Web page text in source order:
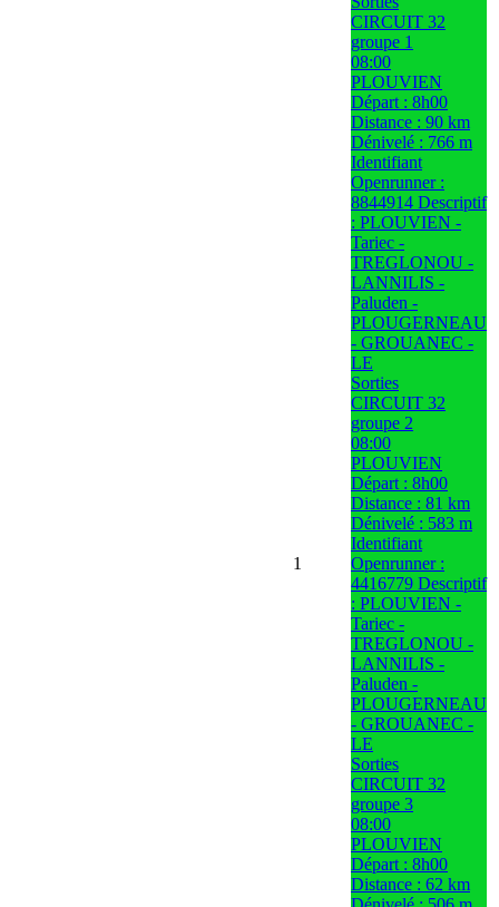
1
CIRCUIT 32
groupe 1
08:00
PLOUVIEN
Départ : 8h00
Distance : 90 km
Dénivelé : 766 m
Identifiant
Openrunner :
8844914 Descriptif
: PLOUVIEN -
Tariec -
TREGLONOU -
LANNILIS -
Paluden -
PLOUGERNEAU
- GROUANEC -
LE
Sorties
CIRCUIT 32
groupe 2
08:00
PLOUVIEN
Départ : 8h00
Distance : 81 km
Dénivelé : 583 m
Identifiant
Openrunner :
4416779 Descriptif
: PLOUVIEN -
Tariec -
TREGLONOU -
LANNILIS -
Paluden -
PLOUGERNEAU
- GROUANEC -
LE
Sorties
CIRCUIT 32
groupe 3
08:00
PLOUVIEN
Départ : 8h00
Distance : 62 km